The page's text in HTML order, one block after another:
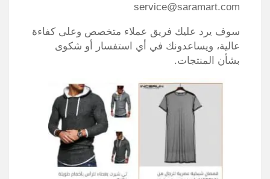
service@saramart.com
سوف يرد عليك فريق عملاء متخصص وعلى كفاءة
عالية، ويساعدونك في أي استفسار أو شكوى
بشأن المنتجات.